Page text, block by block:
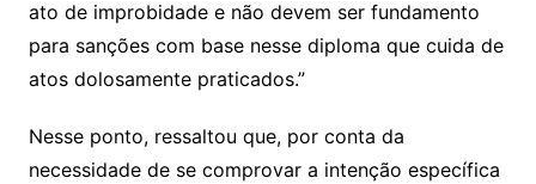
ato de improbidade e não devem ser fundamento
para sanções com base nesse diploma que cuida de
atos dolosamente praticados.”
Nesse ponto, ressaltou que, por conta da
necessidade de se comprovar a intenção específica